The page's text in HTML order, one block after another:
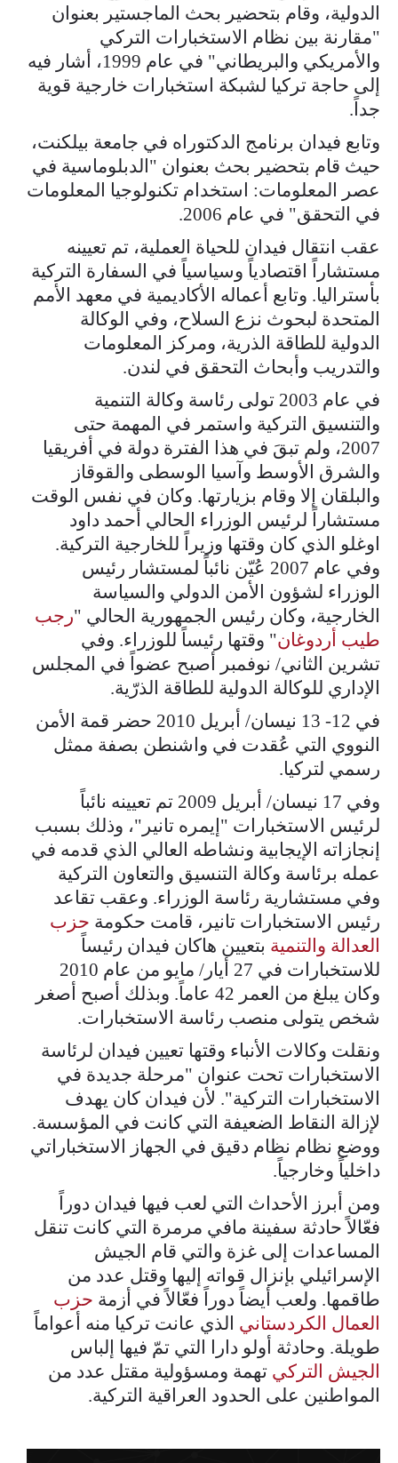
الدولية، وقام بتحضير بحث الماجستير بعنوان
"مقارنة بين نظام الاستخبارات التركي
والأمريكي والبريطاني" في عام 1999، أشار فيه
إلى حاجة تركيا لشبكة استخبارات خارجية قوية
جداً.
وتابع فيدان برنامج الدكتوراه في جامعة بيلكنت،
حيث قام بتحضير بحث بعنوان "الدبلوماسية في
عصر المعلومات: استخدام تكنولوجيا المعلومات
في التحقق" في عام 2006.
عقب انتقال فيدان للحياة العملية، تم تعيينه
مستشاراً اقتصادياً وسياسياً في السفارة التركية
بأستراليا. وتابع أعماله الأكاديمية في معهد الأمم
المتحدة لبحوث نزع السلاح، وفي الوكالة
الدولية للطاقة الذرية، ومركز المعلومات
والتدريب وأبحاث التحقق في لندن.
في عام 2003 تولى رئاسة وكالة التنمية
والتنسيق التركية واستمر في المهمة حتى
2007، ولم تبقَ في هذا الفترة دولة في أفريقيا
والشرق الأوسط وآسيا الوسطى والقوقاز
والبلقان إلا وقام بزيارتها. وكان في نفس الوقت
مستشاراً لرئيس الوزراء الحالي أحمد داود
اوغلو الذي كان وقتها وزيراً للخارجية التركية.
وفي عام 2007 عُيّن نائباً لمستشار رئيس
الوزراء لشؤون الأمن الدولي والسياسة
الخارجية، وكان رئيس الجمهورية الحالي "رجب
طيب أردوغان" وقتها رئيساً للوزراء. وفي
تشرين الثاني/ نوفمبر أصبح عضواً في المجلس
الإداري للوكالة الدولية للطاقة الذرّية.
في 12- 13 نيسان/ أبريل 2010 حضر قمة الأمن
النووي التي عُقدت في واشنطن بصفة ممثل
رسمي لتركيا.
وفي 17 نيسان/ أبريل 2009 تم تعيينه نائباً
لرئيس الاستخبارات "إيمره تانير"، وذلك بسبب
إنجازاته الإيجابية ونشاطه العالي الذي قدمه في
عمله برئاسة وكالة التنسيق والتعاون التركية
وفي مستشارية رئاسة الوزراء. وعقب تقاعد
رئيس الاستخبارات تانير، قامت حكومة حزب
العدالة والتنمية بتعيين هاكان فيدان رئيساً
للاستخبارات في 27 أيار/ مايو من عام 2010
وكان يبلغ من العمر 42 عاماً. وبذلك أصبح أصغر
شخص يتولى منصب رئاسة الاستخبارات.
ونقلت وكالات الأنباء وقتها تعيين فيدان لرئاسة
الاستخبارات تحت عنوان "مرحلة جديدة في
الاستخبارات التركية". لأن فيدان كان يهدف
لإزالة النقاط الضعيفة التي كانت في المؤسسة.
ووضع نظام نظام دقيق في الجهاز الاستخباراتي
داخلياً وخارجياً.
ومن أبرز الأحداث التي لعب فيها فيدان دوراً
فعّالاً حادثة سفينة مافي مرمرة التي كانت تنقل
المساعدات إلى غزة والتي قام الجيش
الإسرائيلي بإنزال قواته إليها وقتل عدد من
طاقمها. ولعب أيضاً دوراً فعّالاً في أزمة حزب
العمال الكردستاني الذي عانت تركيا منه أعواماً
طويلة. وحادثة أولو دارا التي تمّ فيها إلباس
الجيش التركي تهمة ومسؤولية مقتل عدد من
المواطنين على الحدود العراقية التركية.